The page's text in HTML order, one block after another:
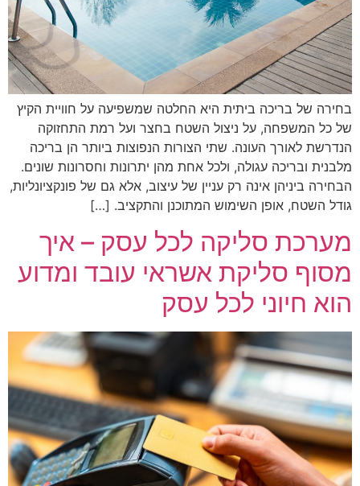
בחירה של בריכה ביתית היא החלטה שמשפיעה על חוויית הקיץ
של כל המשפחה, על ניצול השטח בחצר ועל רמת התחזוקה
הנדרשת לאורך העונה. שתי הצורות הנפוצות ביותר הן בריכה
מלבנית ובריכה עגולה, ולכל אחת מהן יתרונות וחסרונות שונים.
הבחירה ביניהן אינה רק עניין של עיצוב, אלא גם של פונקציונליות,
גודל השטח, אופן השימוש המתוכנן והתקציב. […]
מערכת סליקה לכל עסק – איך
מסוף סליקת אשראי עובד ומדוע
הוא חיוני לכל עסק